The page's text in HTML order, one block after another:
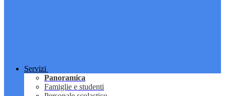
Servizi
Panoramica
Famiglie e studenti